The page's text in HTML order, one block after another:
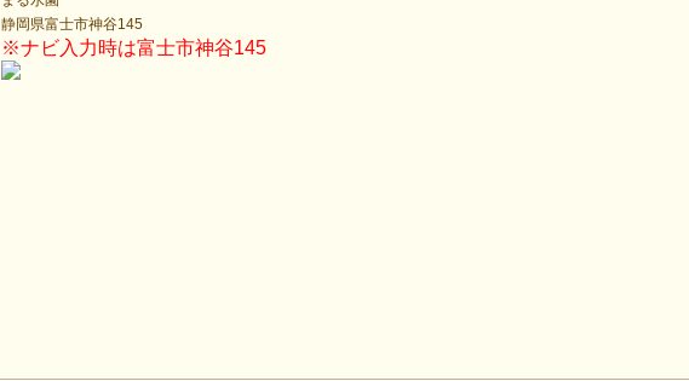
静岡県富士市神谷145
※ナビ入力時は富士市神谷145